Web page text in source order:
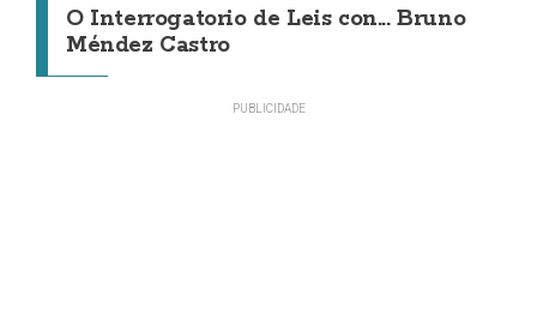
O Interrogatorio de Leis con... Bruno
Méndez Castro